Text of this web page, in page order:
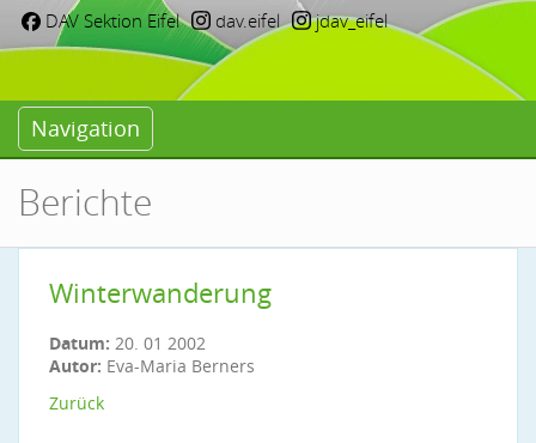
DAV Sektion Eifel
dav.eifel jdav_eifel
Navigation
Berichte
Winterwanderung
Datum: 20. 01 2002
Autor: Eva-Maria Berners
Zurück